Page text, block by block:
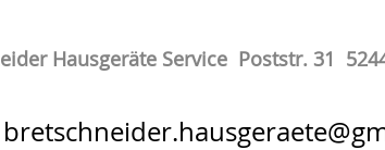
Hausgeräte Service Poststr. 31